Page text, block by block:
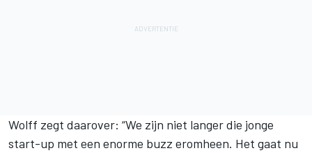
Wolff zegt daarover: “We zijn niet langer die jonge
start-up met een enorme buzz eromheen. Het gaat nu